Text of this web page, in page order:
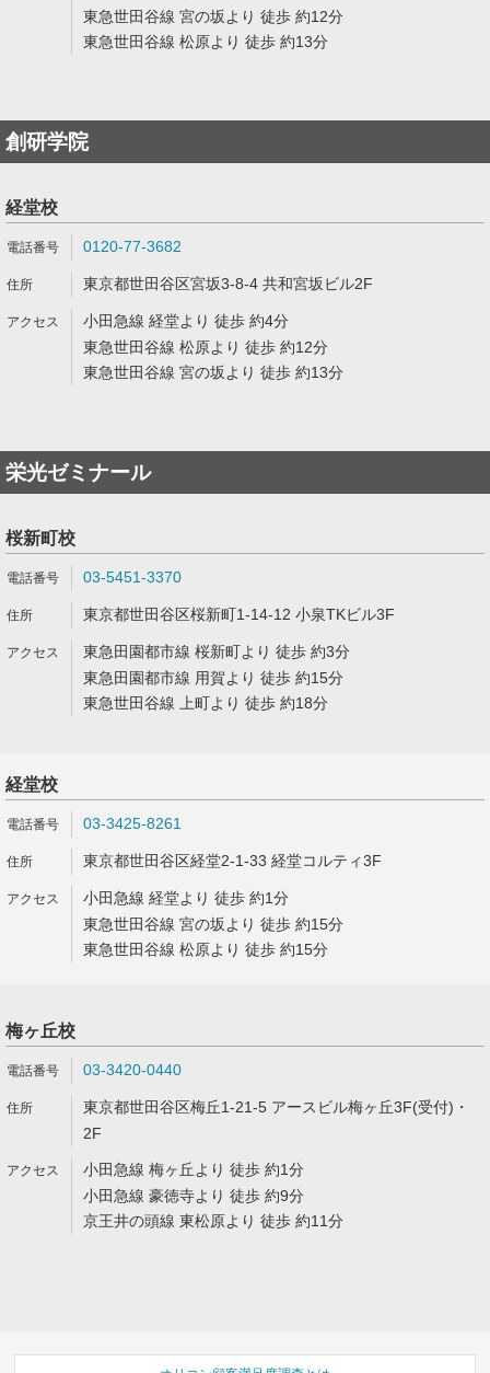
東急世田谷線 宮の坂より 徒歩 約12分
東急世田谷線 松原より 徒歩 約13分
創研学院
経堂校
0120-77-3682
東京都世田谷区宮坂3-8-4 共和宮坂ビル2F
小田急線 経堂より 徒歩 約4分
東急世田谷線 松原より 徒歩 約12分
東急世田谷線 宮の坂より 徒歩 約13分
栄光ゼミナール
桜新町校
03-5451-3370
東京都世田谷区桜新町1-14-12 小泉TKビル3F
東急田園都市線 桜新町より 徒歩 約3分
東急田園都市線 用賀より 徒歩 約15分
東急世田谷線 上町より 徒歩 約18分
経堂校
03-3425-8261
東京都世田谷区経堂2-1-33 経堂コルティ3F
小田急線 経堂より 徒歩 約1分
東急世田谷線 宮の坂より 徒歩 約15分
東急世田谷線 松原より 徒歩 約15分
梅ヶ丘校
03-3420-0440
東京都世田谷区梅丘1-21-5 アースビル梅ヶ丘3F(受付)・
2F
小田急線 梅ヶ丘より 徒歩 約1分
小田急線 豪徳寺より 徒歩 約9分
京王井の頭線 東松原より 徒歩 約11分